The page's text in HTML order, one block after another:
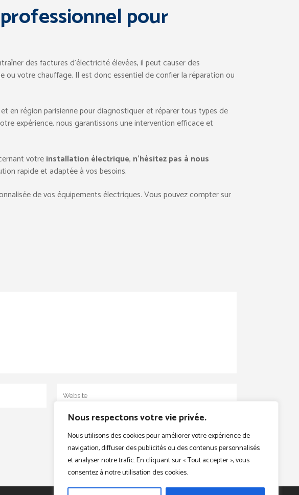
Nous respectons votre vie privée.
Nous utilisons des cookies pour améliorer votre expérience de
navigation, diffuser des publicités ou des contenus personnalisés
et analyser notre trafic. En cliquant sur « Tout accepter », vous
consentez à notre utilisation des cookies.
pour
des factures d’électricité élevées, il peut causer des
ou votre chauffage. Il est donc essentiel de confier la réparation ou
en région parisienne pour diagnostiquer et réparer tous types de
expérience, nous garantissons une intervention efficace et
votreinstallation électrique, n’hésitez pas à nous
rapide et adaptée à vos besoins.
de vos équipements électriques. Vous pouvez compter sur